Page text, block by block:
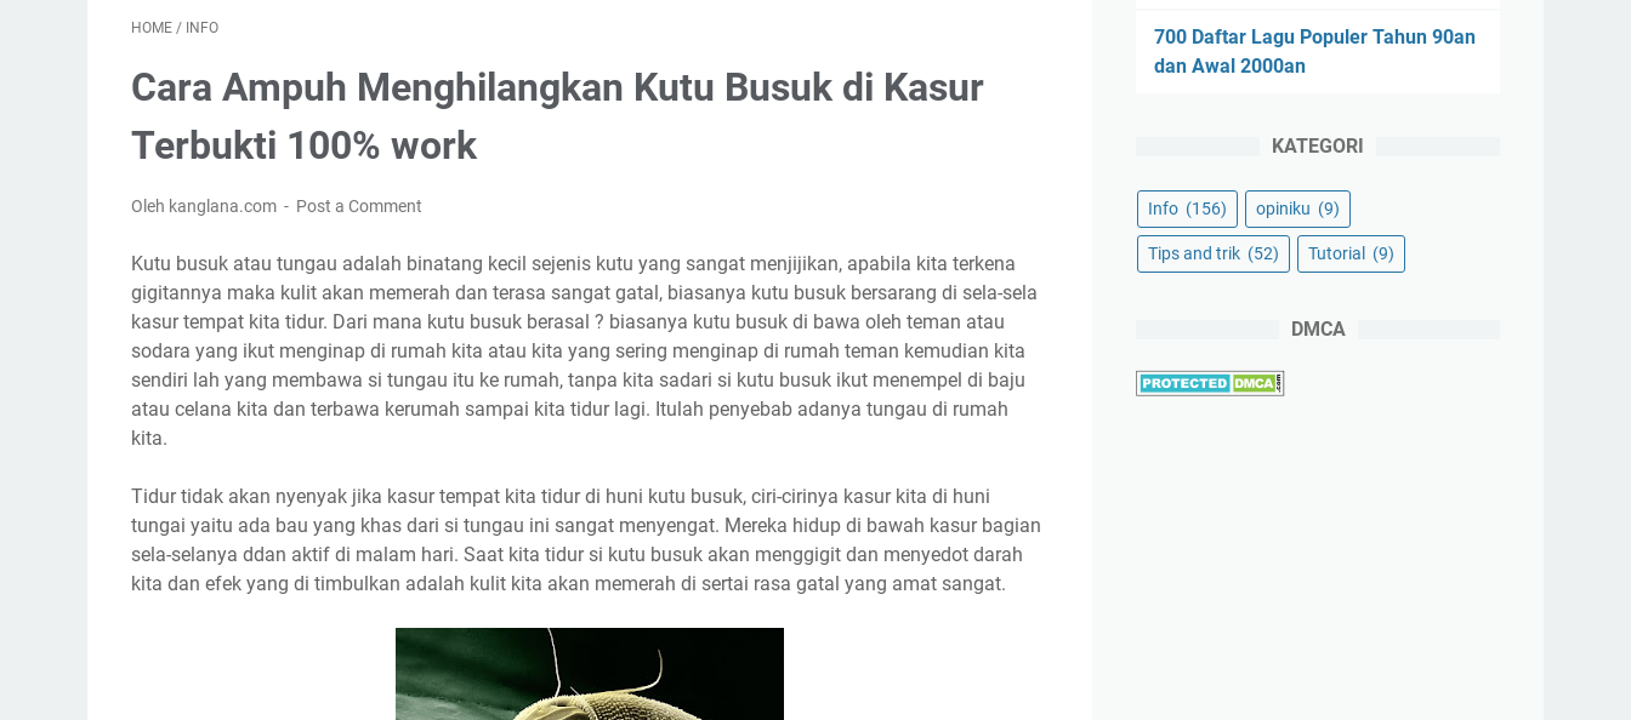
HOME / INFO
Cara Ampuh Menghilangkan Kutu Busuk di Kasur
Terbukti 100% work
Oleh kanglana.com Post a Comment
Kutu busuk atau tungau adalah binatang kecil sejenis kutu yang sangat menjijikan, apabila kita terkena
gigitannya maka kulit akan memerah dan terasa sangat gatal, biasanya kutu busuk bersarang di sela-sela
kasur tempat kita tidur. Dari mana kutu busuk berasal ? biasanya kutu busuk di bawa oleh teman atau
sodara yang ikut menginap di rumah kita atau kita yang sering menginap di rumah teman kemudian kita
sendiri lah yang membawa si tungau itu ke rumah, tanpa kita sadari si kutu busuk ikut menempel di baju
atau celana kita dan terbawa kerumah sampai kita tidur lagi. Itulah penyebab adanya tungau di rumah
kita.
Tidur tidak akan nyenyak jika kasur tempat kita tidur di huni kutu busuk, ciri-cirinya kasur kita di huni
tungai yaitu ada bau yang khas dari si tungau ini sangat menyengat. Mereka hidup di bawah kasur bagian
sela-selanya ddan aktif di malam hari. Saat kita tidur si kutu busuk akan menggigit dan menyedot darah
kita dan efek yang di timbulkan adalah kulit kita akan memerah di sertai rasa gatal yang amat sangat.
700 Daftar Lagu Populer Tahun 90an
dan Awal 2000an
KATEGORI
Info (156) opiniku (9)
Tips and trik (52) Tutorial (9)
DMCA